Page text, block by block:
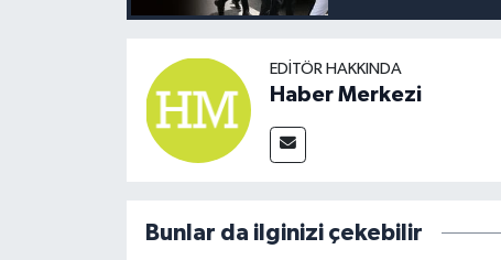
EDITÖR HAKKINDA
Haber Merkezi
Bunlar da ilginizi çekebilir